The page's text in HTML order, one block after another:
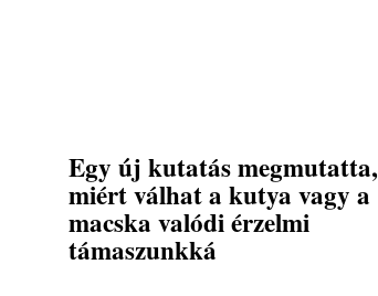
Egy új kutatás megmutatta,
miért válhat a kutya vagy a
macska valódi érzelmi
támaszunkká